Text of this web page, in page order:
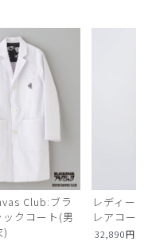
Club:ブラ
ックコート(男
)
レディー
レアコート
32,890円